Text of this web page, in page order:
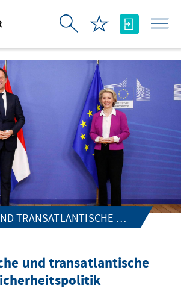
EUROPÄISCHE UND TRANSATLANTISCHE SICHERHEITSPOLITIK
und transatlantische